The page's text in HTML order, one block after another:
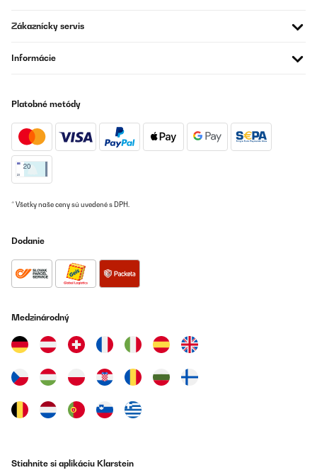
Zákaznícky servis
Informácie
Platobné metódy
* Všetky naše ceny sú uvedené s DPH.
Dodanie
Medzinárodný
Stiahnite si aplikáciu Klarstein